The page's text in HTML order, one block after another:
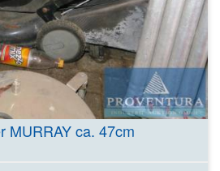
MURRAY ca. 47cm